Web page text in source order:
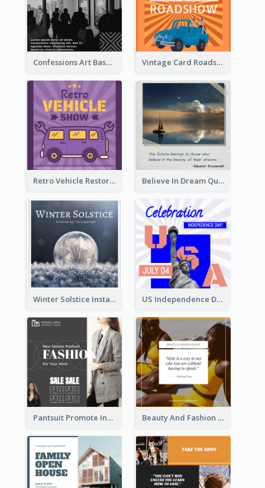
Confessions Art Basel Instagram Post Vintage Card Roadshow Instagram Post
Retro Vehicle Restoration Instagram Post Believe In Dream Quote Instagram Post
Winter Solstice Instagram Post US Independence Day Instagram Post
Pantsuit Promote Instagram Post Beauty And Fashion Inspirational Quote Instagram Post